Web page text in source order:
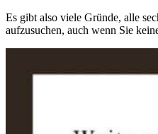
Es gibt also viele Gründe, alle
aufzusuchen, auch wenn Sie